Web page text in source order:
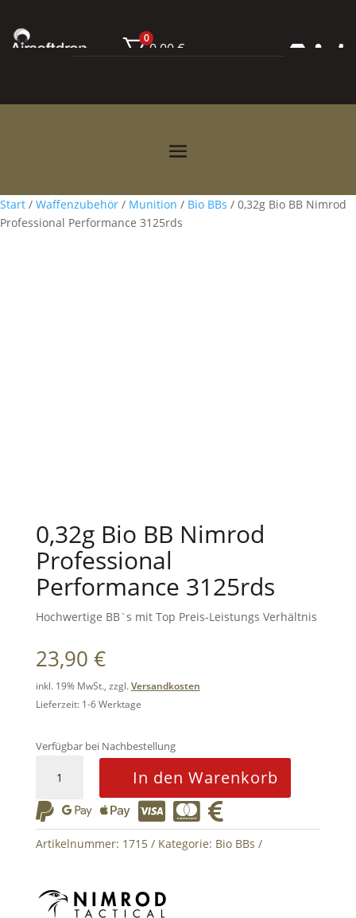
0
0,00€   
Start / Waffenzubehör / Munition / Bio BBs / 0,32g Bio BB Nimrod
Professional Performance 3125rds
0,32g Bio BB Nimrod
Professional
Performance 3125rds
Hochwertige BB`s mit Top Preis-Leistungs Verhältnis
23,90 €
inkl. 19% MwSt., zzgl.Versandkosten
Lieferzeit: 1-6 Werktage
Verfügbar bei Nachbestellung
BB
Nimrod
Professional
Menge
In den Warenkorb
     
Artikelnummer: 1715 Kategorie: Bio BBs